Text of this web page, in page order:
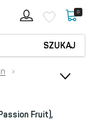
0
SZUKAJ
›
Fruit),